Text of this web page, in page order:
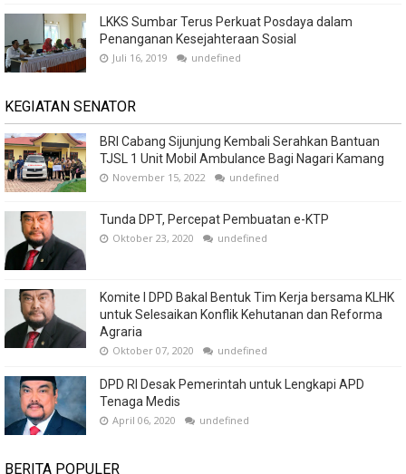
LKKS Sumbar Terus Perkuat Posdaya dalam
Penanganan Kesejahteraan Sosial
Juli 16, 2019 undefined
KEGIATAN SENATOR
BRI Cabang Sijunjung Kembali Serahkan Bantuan
TJSL 1 Unit Mobil Ambulance Bagi Nagari Kamang
November 15, 2022 undefined
Tunda DPT, Percepat Pembuatan e-KTP
Oktober 23, 2020 undefined
Komite I DPD Bakal Bentuk Tim Kerja bersama KLHK
untuk Selesaikan Konflik Kehutanan dan Reforma
Agraria
Oktober 07, 2020 undefined
DPD RI Desak Pemerintah untuk Lengkapi APD
Tenaga Medis
April 06, 2020 undefined
BERITA POPULER